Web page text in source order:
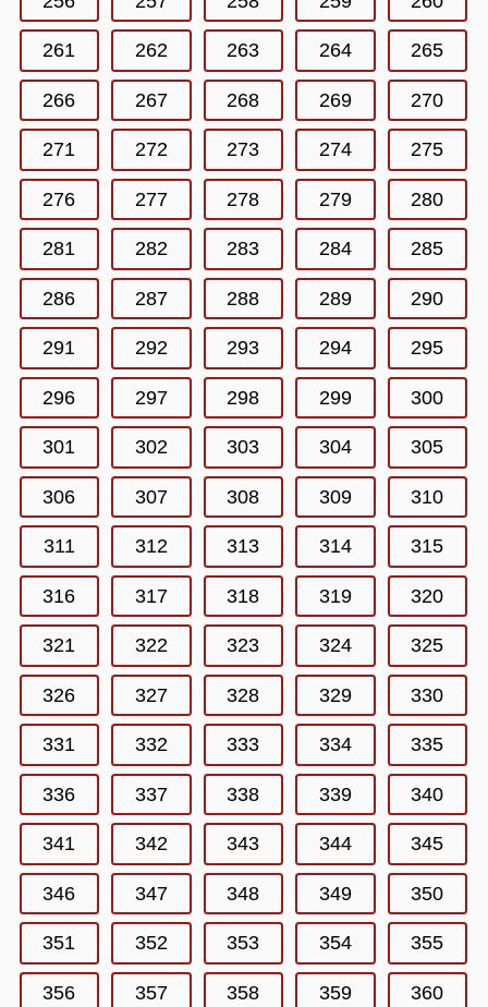
261 262 263 264 265
266 267 268 269 270
271 272 273 274 275
276 277 278 279 280
281 282 283 284 285
286 287 288 289 290
291 292 293 294 295
296 297 298 299 300
301 302 303 304 305
306 307 308 309 310
311 312 313 314 315
316 317 318 319 320
321 322 323 324 325
326 327 328 329 330
331 332 333 334 335
336 337 338 339 340
341 342 343 344 345
346 347 348 349 350
351 352 353 354 355
356 357 358 359 360